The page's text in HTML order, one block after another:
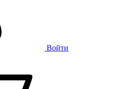
Войти